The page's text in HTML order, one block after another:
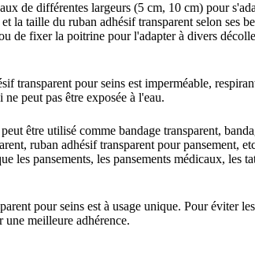
de différentes largeurs (5 cm, 10 cm) pour
la taille du ruban adhésif transparent selon ses
de fixer la poitrine pour l'adapter à divers
transparent pour seins est imperméable,
peut pas être exposée à l'eau.
être utilisé comme bandage transparent,
ruban adhésif transparent pour pansement,
les pansements, les pansements médicaux, les
pour seins est à usage unique. Pour éviter
meilleure adhérence.